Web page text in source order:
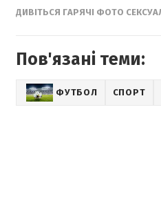
ДИВІТЬСЯ ГАРЯЧІ ФОТО
Пов'язані теми:
ФУТБОЛ СПОРТ